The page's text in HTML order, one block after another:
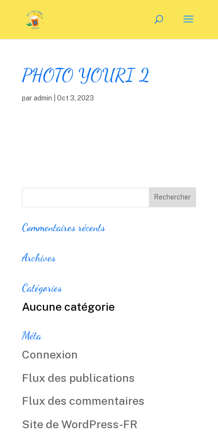
PHOTO YOURI 2
paradmin Oct 3, 2023
Commentaires récents
Archives
Catégories
Aucune catégorie
Méta
Connexion
Flux des publications
Flux des commentaires
Site de WordPress-FR